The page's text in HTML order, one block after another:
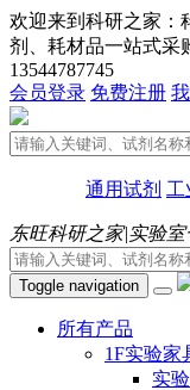
欢迎来到科研之家：
剂、耗材品一站式采
13544787745
会员登录 免费注册
通用试剂 工
东旺科研之家|实验
Toggle navigation
所有产品
1F实验家
实